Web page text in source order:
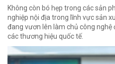
Không còn bó hẹp trong các sản
nghiệp nội địa trong lĩnh vực sản
đang vươn lên làm chủ công nghệ
các thương hiệu quốc tế.